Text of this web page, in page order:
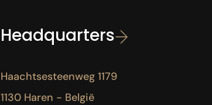
Headquarters
Haachtsesteenweg 1179
1130 Haren - België